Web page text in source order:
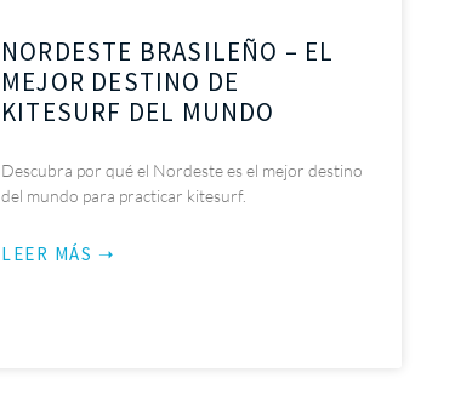
NORDESTE BRASILEÑO – EL
MEJOR DESTINO DE
KITESURF DEL MUNDO
Descubra por qué el Nordeste es el mejor destino
del mundo para practicar kitesurf.
LEER MÁS ➝